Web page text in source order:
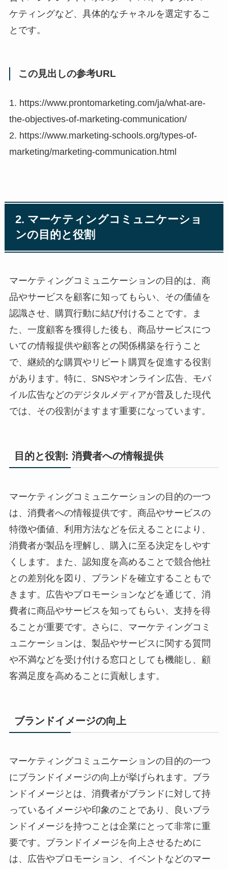
ケティングなど、具体的なチャネルを選定するこ
とです。
この見出しの参考URL
1. https://www.prontomarketing.com/ja/what-are-
the-objectives-of-marketing-communication/
2. https://www.marketing-schools.org/types-of-
marketing/marketing-communication.html
2. マーケティングコミュニケーショ
ンの目的と役割
マーケティングコミュニケーションの目的は、商
品やサービスを顧客に知ってもらい、その価値を
認識させ、購買行動に結び付けることです。ま
た、一度顧客を獲得した後も、商品サービスにつ
いての情報提供や顧客との関係構築を行うこと
で、継続的な購買やリピート購買を促進する役割
があります。特に、SNSやオンライン広告、モバ
イル広告などのデジタルメディアが普及した現代
では、その役割がますます重要になっています。
目的と役割: 消費者への情報提供
マーケティングコミュニケーションの目的の一つ
は、消費者への情報提供です。商品やサービスの
特徴や価値、利用方法などを伝えることにより、
消費者が製品を理解し、購入に至る決定をしやす
くします。また、認知度を高めることで競合他社
との差別化を図り、ブランドを確立することもで
きます。広告やプロモーションなどを通じて、消
費者に商品やサービスを知ってもらい、支持を得
ることが重要です。さらに、マーケティングコミ
ュニケーションは、製品やサービスに関する質問
や不満などを受け付ける窓口としても機能し、顧
客満足度を高めることに貢献します。
ブランドイメージの向上
マーケティングコミュニケーションの目的の一つ
にブランドイメージの向上が挙げられます。ブラ
ンドイメージとは、消費者がブランドに対して持
っているイメージや印象のことであり、良いブラ
ンドイメージを持つことは企業にとって非常に重
要です。ブランドイメージを向上させるために
は、広告やプロモーション、イベントなどのマー